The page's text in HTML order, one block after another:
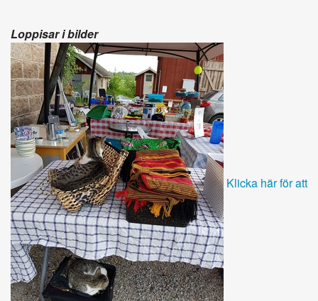
Loppisar i bilder
Klicka här för att